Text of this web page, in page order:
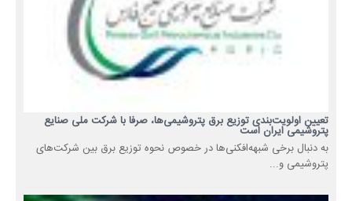
تعیین اولویت‌بندی توزیع برق پتروشیمی‌ها، صرفا با شرکت ملی صنایع
پتروشیمی ایران است
به دنبال برخی شبهه‌افکنی‌ها در خصوص نحوه توزیع برق بین شرکت‌های
پتروشیمی و...